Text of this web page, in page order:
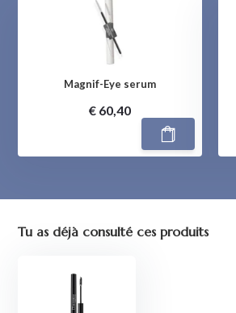
Magnif-Eye serum
€ 60,40
Tu as déjà consulté ces produits